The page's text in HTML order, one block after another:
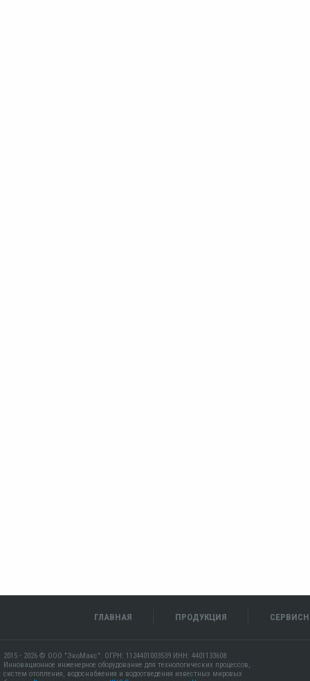
ГЛАВНАЯ ПРОДУКЦИЯ
2015 - 2026 © ООО "ЭкоМакс". ОГРН: 1124401003539 ИНН: 4401133608
Инновационное инженерное оборудование для технологических процессов,
систем отопления, водоснабжения и водоотведения известных мировых